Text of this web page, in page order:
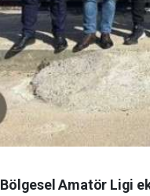
Bölgesel Amatör Ligi